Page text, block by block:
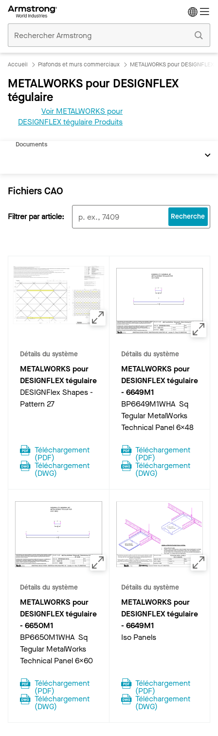
Plafonds
Commerciaux
Accueil Plafonds et murs commerciaux METALWORKS pour
METALWORKS pour DESIGNFLEX
tégulaire
Voir METALWORKS pour
DESIGNFLEX tégulaire Produits
REVIT
Documents
Fichiers CAO
Filtrer par article: Recherche
Détails du système
METALWORKS pour
DESIGNFLEX tégulaire
DESIGNFlex Shapes -
Pattern 27
Téléchargement
(PDF)
Téléchargement
(DWG)
Détails du système
METALWORKS pour
DESIGNFLEX tégulaire
- 6649M1
BP6649M1WHA Sq
Tegular MetalWorks
Technical Panel 6x48
Téléchargement
(PDF)
Téléchargement
(DWG)
Détails du système
METALWORKS pour
DESIGNFLEX tégulaire
- 6650M1
BP6650M1WHA Sq
Tegular MetalWorks
Technical Panel 6x60
Téléchargement
(PDF)
Téléchargement
(DWG)
Détails du système
METALWORKS pour
DESIGNFLEX tégulaire
- 6649M1
Iso Panels
Téléchargement
(PDF)
Téléchargement
(DWG)